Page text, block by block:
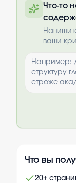
Что-то
ваши
Что вы
20+